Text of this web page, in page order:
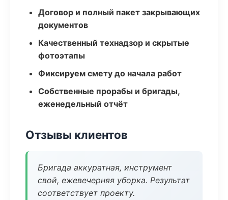
Договор и полный пакет закрывающих
документов
Качественный технадзор и скрытые
фотоэтапы
Фиксируем смету до начала работ
Собственные прорабы и бригады,
еженедельный отчёт
Отзывы клиентов
Бригада аккуратная, инструмент
свой, ежевечерняя уборка. Результат
соответствует проекту.